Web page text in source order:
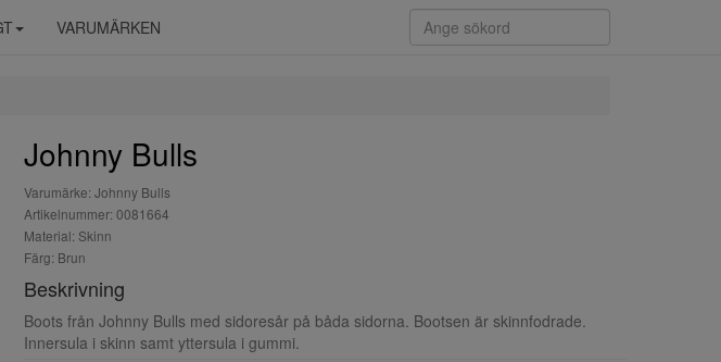
VARUMÄRKEN
Johnny Bulls
Varumärke: Johnny Bulls
Artikelnummer: 0081664
Material: Skinn
Färg: Brun
Beskrivning
Boots från Johnny Bulls med sidoresår på båda sidorna. Bootsen är skinnfodrade.
Innersula i skinn samt yttersula i gummi.